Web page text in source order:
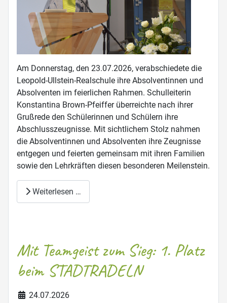
Am Donnerstag, den 23.07.2026, verabschiedete die
Leopold-Ullstein-Realschule ihre Absolventinnen und
Absolventen im feierlichen Rahmen. Schulleiterin
Konstantina Brown-Pfeiffer überreichte nach ihrer
Grußrede den Schülerinnen und Schülern ihre
Abschlusszeugnisse. Mit sichtlichem Stolz nahmen
die Absolventinnen und Absolventen ihre Zeugnisse
entgegen und feierten gemeinsam mit ihren Familien
sowie den Lehrkräften diesen besonderen Meilenstein.
Weiterlesen …
Mit Teamgeist zum Sieg: 1. Platz
beim STADTRADELN
Details24.07.2026